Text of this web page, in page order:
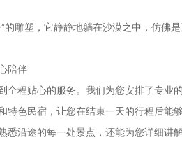
雕塑，它静静地躺在沙漠之中，仿佛
陪伴
程贴心的服务。我们为您安排了专业
色民宿，让您在结束一天的行程后能
沿途的每一处景点，还能为您详细讲